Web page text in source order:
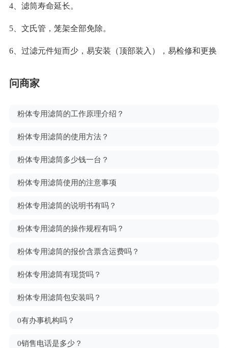
4、滤筒寿命延长。
5、文氏管，笼架全部免除。
6、过滤元件短而少，易安装（顶部装入），易检修和更换
问商家
粉体专用滤筒的工作原理介绍？
粉体专用滤筒的使用方法？
粉体专用滤筒多少钱一台？
粉体专用滤筒使用的注意事项
粉体专用滤筒的说明书有吗？
粉体专用滤筒的操作规程有吗？
粉体专用滤筒的报价含票含运费吗？
粉体专用滤筒有现货吗？
粉体专用滤筒包安装吗？
0有办事机构吗？
0销售电话是多少？